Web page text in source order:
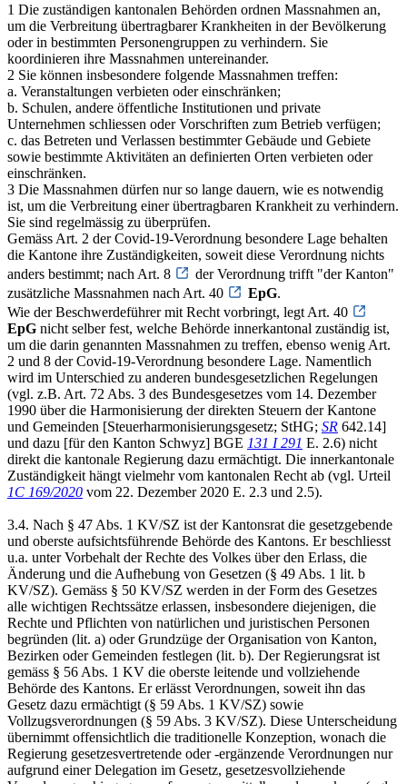
1 Die zuständigen kantonalen Behörden ordnen Massnahmen an,
um die Verbreitung übertragbarer Krankheiten in der Bevölkerung
oder in bestimmten Personengruppen zu verhindern. Sie
koordinieren ihre Massnahmen untereinander.
2 Sie können insbesondere folgende Massnahmen treffen:
a. Veranstaltungen verbieten oder einschränken;
b. Schulen, andere öffentliche Institutionen und private
Unternehmen schliessen oder Vorschriften zum Betrieb verfügen;
c. das Betreten und Verlassen bestimmter Gebäude und Gebiete
sowie bestimmte Aktivitäten an definierten Orten verbieten oder
einschränken.
3 Die Massnahmen dürfen nur so lange dauern, wie es notwendig
ist, um die Verbreitung einer übertragbaren Krankheit zu verhindern.
Sie sind regelmässig zu überprüfen.
Gemäss Art. 2 der Covid-19-Verordnung besondere Lage behalten
die Kantone ihre Zuständigkeiten, soweit diese Verordnung nichts
anders bestimmt; nach Art. 8
der Verordnung trifft "der Kanton"
zusätzliche Massnahmen nach Art. 40
EpG.
Wie der Beschwerdeführer mit Recht vorbringt, legt Art. 40
EpG nicht selber fest, welche Behörde innerkantonal zuständig ist,
um die darin genannten Massnahmen zu treffen, ebenso wenig Art.
2 und 8 der Covid-19-Verordnung besondere Lage. Namentlich
wird im Unterschied zu anderen bundesgesetzlichen Regelungen
(vgl. z.B. Art. 72 Abs. 3 des Bundesgesetzes vom 14. Dezember
1990 über die Harmonisierung der direkten Steuern der Kantone
und Gemeinden [Steuerharmonisierungsgesetz; StHG; SR 642.14]
und dazu [für den Kanton Schwyz] BGE 131 I 291 E. 2.6) nicht
direkt die kantonale Regierung dazu ermächtigt. Die innerkantonale
Zuständigkeit hängt vielmehr vom kantonalen Recht ab (vgl. Urteil
1C 169/2020 vom 22. Dezember 2020 E. 2.3 und 2.5).
3.4. Nach § 47 Abs. 1 KV/SZ ist der Kantonsrat die gesetzgebende
und oberste aufsichtsführende Behörde des Kantons. Er beschliesst
u.a. unter Vorbehalt der Rechte des Volkes über den Erlass, die
Änderung und die Aufhebung von Gesetzen (§ 49 Abs. 1 lit. b
KV/SZ). Gemäss § 50 KV/SZ werden in der Form des Gesetzes
alle wichtigen Rechtssätze erlassen, insbesondere diejenigen, die
Rechte und Pflichten von natürlichen und juristischen Personen
begründen (lit. a) oder Grundzüge der Organisation von Kanton,
Bezirken oder Gemeinden festlegen (lit. b). Der Regierungsrat ist
gemäss § 56 Abs. 1 KV die oberste leitende und vollziehende
Behörde des Kantons. Er erlässt Verordnungen, soweit ihn das
Gesetz dazu ermächtigt (§ 59 Abs. 1 KV/SZ) sowie
Vollzugsverordnungen (§ 59 Abs. 3 KV/SZ). Diese Unterscheidung
übernimmt offensichtlich die traditionelle Konzeption, wonach die
Regierung gesetzesvertretende oder -ergänzende Verordnungen nur
aufgrund einer Delegation im Gesetz, gesetzesvollziehende